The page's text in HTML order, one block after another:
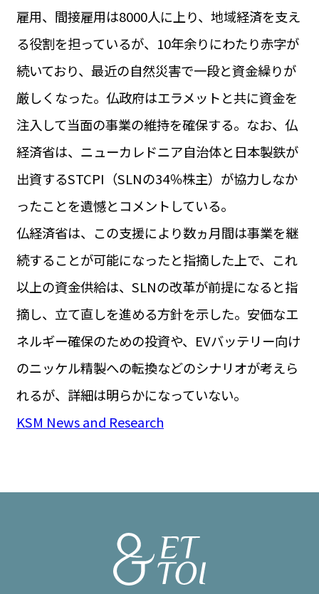
INFOS PRATIQUES
TAG
タグ
#パリ
#お土産 #トリビア
#データで読み解くフランス
#フランスの教育制度
#アプリ
#いざという時に
#カルカッソンヌ Carcassonne
#サステナブル
#フランス生活
#レシピ #ビューティー
#コスメ
#アルザス地方
#フランスの地方 #フロマージュ
#おでかけ
雇用、間接雇用は8000人に上り、地域経済を支え
る役割を担っているが、10年余りにわたり赤字が
続いており、最近の自然災害で一段と資金繰りが
厳しくなった。仏政府はエラメットと共に資金を
注入して当面の事業の維持を確保する。なお、仏
経済省は、ニューカレドニア自治体と日本製鉄が
出資するSTCPI（SLNの34％株主）が協力しなか
ったことを遺憾とコメントしている。
仏経済省は、この支援により数ヵ月間は事業を継
続することが可能になったと指摘した上で、これ
以上の資金供給は、SLNの改革が前提になると指
摘し、立て直しを進める方針を示した。安価なエ
ネルギー確保のための投資や、EVバッテリー向け
のニッケル精製への転換などのシナリオが考えら
れるが、詳細は明らかになっていない。
KSM News and Research